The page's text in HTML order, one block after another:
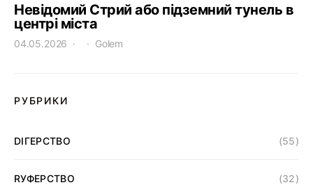
Невідомий Стрий або підземний тунель в
центрі міста
04.05.2026 Golem
РУБРИКИ
DІГЕРСТВО (55)
RУФЕРСТВО (32)